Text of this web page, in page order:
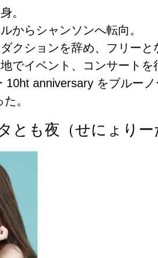
。
からシャンソンへ転向。
クションを辞め、フリー
でイベント、コンサートを
10ht anniversary をブルー
。
とも夜（せにょり